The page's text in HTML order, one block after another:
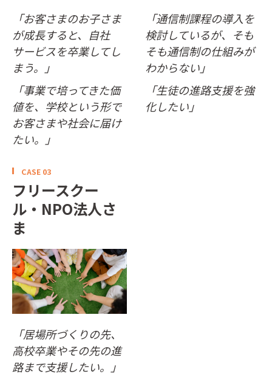
「お客さまのお子さま
が成長すると、自社
サービスを卒業してし
まう。」
「事業で培ってきた価
値を、学校という形で
お客さまや社会に届け
たい。」
「通信制課程の導入を
検討しているが、そも
そも通信制の仕組みが
わからない」
「生徒の進路支援を強
化したい」
CASE 03
フリースクー
ル・NPO法人さ
ま
「居場所づくりの先、
高校卒業やその先の進
路まで支援したい。」